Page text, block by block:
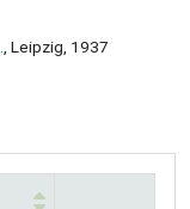
, Leipzig, 1937